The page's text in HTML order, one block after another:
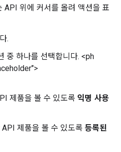
API 위에 커서를 올려 액션을 표
.
중 하나를 선택합니다. <ph
제품을 볼 수 있도록 익명 사용
제품을 볼 수 있도록 등록된